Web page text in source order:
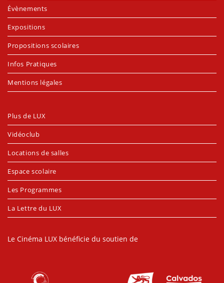
Évènements
Expositions
Propositions scolaires
Infos Pratiques
Mentions légales
Plus de LUX
Vidéoclub
Locations de salles
Espace scolaire
Les Programmes
La Lettre du LUX
Le Cinéma LUX bénéficie du soutien de